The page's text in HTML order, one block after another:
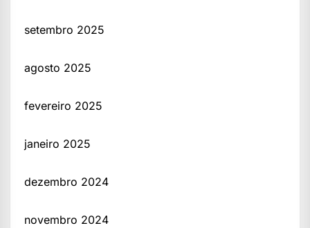
setembro 2025
agosto 2025
fevereiro 2025
janeiro 2025
dezembro 2024
novembro 2024